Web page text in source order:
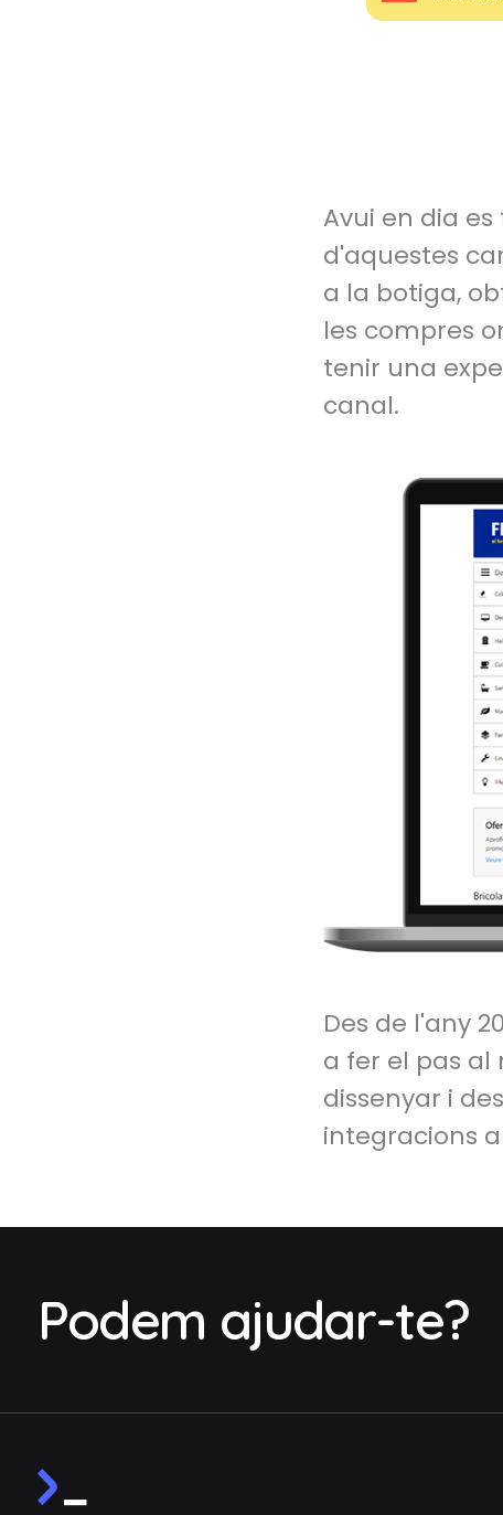
Avui en dia
d'aquestes
a la botiga,
les compres
tenir una
canal.
Des de l'any
a fer el pas
dissenyar i
integracions
Podem ajudar-te?